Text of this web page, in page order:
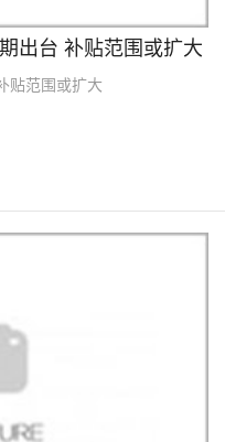
出台 补贴范围或扩大
贴范围或扩大